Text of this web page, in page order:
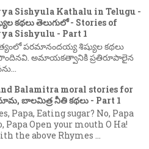
Sishyula Kathalu in Telugu -
కథలు తెలుగులో - Stories of
Sishyulu - Part 1
పరమానందయ్య శిష్యుల కథలు
పొందినవి. అమాయకత్వానికి ప్రతిరూపాలైన
Balamitra moral stories for
బాలమిత్ర నీతి కథలు - Part 1
Papa, Eating sugar? No, Papa
Open your mouth O Ha!
the above Rhymes ...